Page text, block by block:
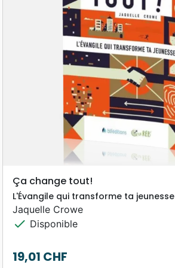
Ça change tout!
L'Évangile qui transforme ta jeunesse
Jaquelle Crowe
check Disponible
Prix
19,01 CHF